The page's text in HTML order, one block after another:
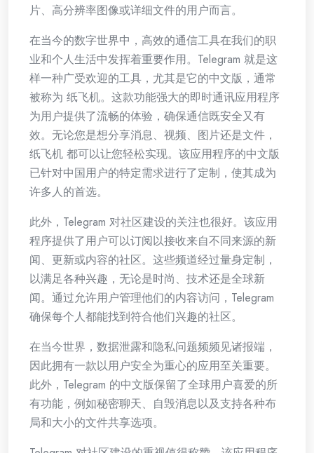
片、高分辨率图像或详细文件的用户而言。
在当今的数字世界中，高效的通信工具在我们的职
业和个人生活中发挥着重要作用。Telegram 就是这
样一种广受欢迎的工具，尤其是它的中文版，通常
被称为 纸飞机。这款功能强大的即时通讯应用程序
为用户提供了流畅的体验，确保通信既安全又有
效。无论您是想分享消息、视频、图片还是文件，
纸飞机 都可以让您轻松实现。该应用程序的中文版
已针对中国用户的特定需求进行了定制，使其成为
许多人的首选。
此外，Telegram 对社区建设的关注也很好。该应用
程序提供了用户可以订阅以接收来自不同来源的新
闻、更新或内容的社区。这些频道经过量身定制，
以满足各种兴趣，无论是时尚、技术还是全球新
闻。通过允许用户管理他们的内容访问，Telegram
确保每个人都能找到符合他们兴趣的社区。
在当今世界，数据泄露和隐私问题频频见诸报端，
因此拥有一款以用户安全为重心的应用至关重要。
此外，Telegram 的中文版保留了全球用户喜爱的所
有功能，例如秘密聊天、自毁消息以及支持各种布
局和大小的文件共享选项。